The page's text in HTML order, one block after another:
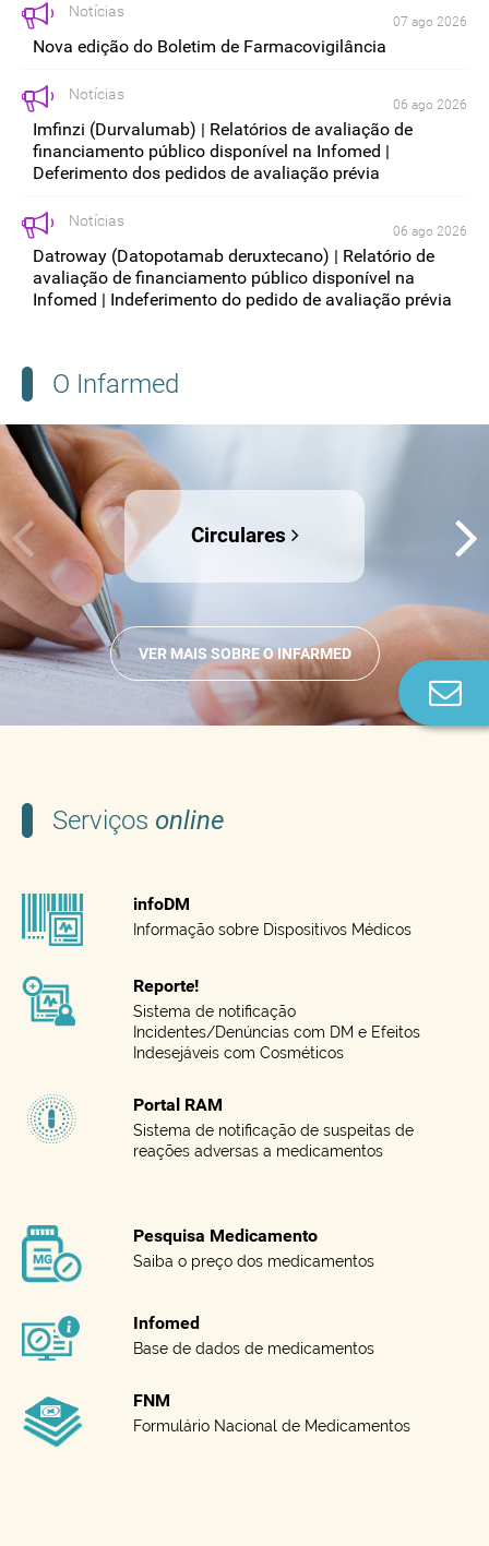
Notícias
07 ago 2026
Nova edição do Boletim de Farmacovigilância
Notícias
06 ago 2026
Imfinzi (Durvalumab) | Relatórios de avaliação de
financiamento público disponível na Infomed |
Deferimento dos pedidos de avaliação prévia
Notícias
06 ago 2026
Datroway (Datopotamab deruxtecano) | Relatório de
avaliação de financiamento público disponível na
Infomed | Indeferimento do pedido de avaliação prévia
O Infarmed
Circulares
VER MAIS SOBRE O INFARMED
Serviços online
infoDM
Informação sobre Dispositivos Médicos
Reporte!
Sistema de notificação
Incidentes/Denúncias com DM e Efeitos
Indesejáveis com Cosméticos
Portal RAM
Sistema de notificação de suspeitas de
reações adversas a medicamentos
Pesquisa Medicamento
Saiba o preço dos medicamentos
Infomed
Base de dados de medicamentos
FNM
Formulário Nacional de Medicamentos